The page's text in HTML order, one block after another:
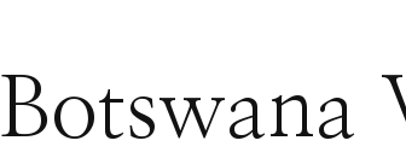
Botswana